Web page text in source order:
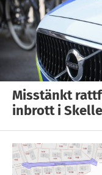
Misstänkt
inbrott i